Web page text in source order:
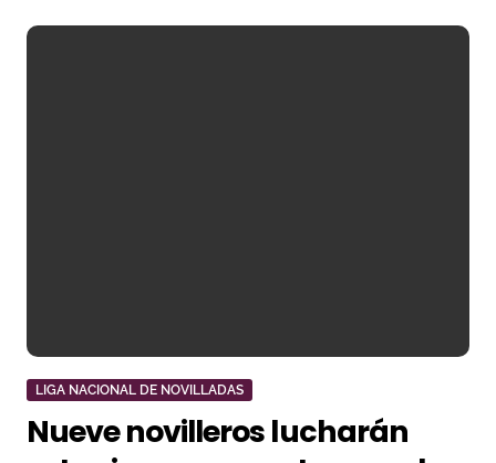
LIGA NACIONAL DE NOVILLADAS
Nueve novilleros lucharán